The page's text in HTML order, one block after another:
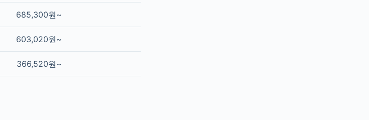
685,300원~
603,020원~
366,520원~